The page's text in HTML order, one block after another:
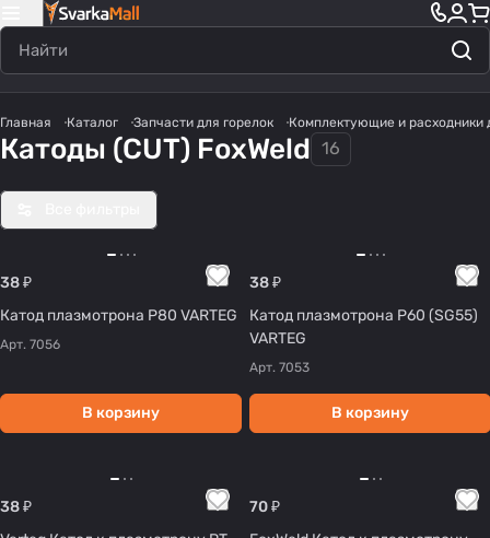
Главная Каталог Запчасти для горелок Комплектующие и расходники
Катоды (CUT) FoxWeld 16
38 ₽
Катод плазмотрона Р80 VARTEG
Арт. 7056
В корзину
38 ₽
Катод плазмотрона Р60 (SG55)
VARTEG
Арт. 7053
В корзину
38 ₽
70 ₽